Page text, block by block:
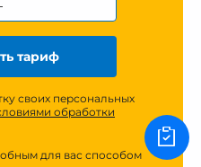
тариф
своих персональных
обработки
для вас способом